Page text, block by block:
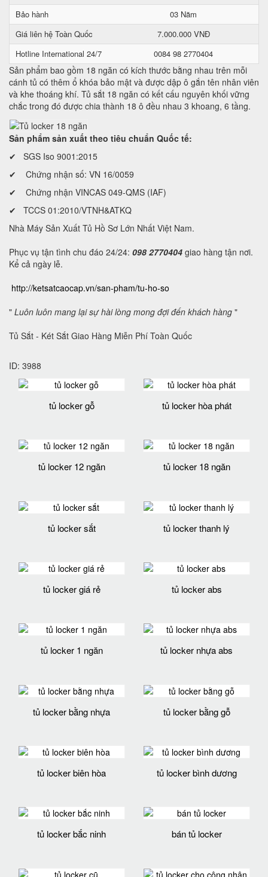
Bảo hành
03 Năm
Giá liên hệ Toàn Quốc
7.000.000 VNĐ
Hotline International 24/7
0084 98 2770404
Sản phẩm bao gồm 18 ngăn có kích thước bằng nhau trên mỗi
cánh tủ có thêm ổ khóa bảo mật và được dập ô gắn tên nhân viên
và khe thoáng khí. Tủ sắt 18 ngăn có kết cấu nguyên khối vững
chắc trong đó được chia thành 18 ô đều nhau 3 khoang, 6 tầng.
Sản phẩm sản xuất theo tiêu chuẩn Quốc tế:
✔ SGS Iso 9001:2015
✔ Chứng nhận số: VN 16/0059
✔ Chứng nhận VINCAS 049-QMS (IAF)
✔ TCCS 01:2010/VTNH&ATKQ
Nhà Máy Sản Xuất Tủ Hồ Sơ Lớn Nhất Việt Nam.
Phục vụ tận tình chu đáo 24/24: 098 2770404 giao hàng tận nơi.
Kể cả ngày lễ.
http://ketsatcaocap.vn/san-pham/tu-ho-so
" Luôn luôn mang lại sự hài lòng mong đợi đến khách hàng "
Tủ Sắt - Két Sắt Giao Hàng Miễn Phí Toàn Quốc
ID: 3988
tủ locker gỗ tủ locker hòa phát
tủ locker 12 ngăn tủ locker 18 ngăn
tủ locker sắt tủ locker thanh lý
tủ locker giá rẻ tủ locker abs
tủ locker 1 ngăn tủ locker nhựa abs
tủ locker bằng nhựa tủ locker bằng gỗ
tủ locker biên hòa tủ locker bình dương
tủ locker bắc ninh bán tủ locker